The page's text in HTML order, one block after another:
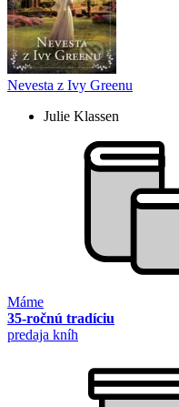
Nevesta z Ivy Greenu
Julie Klassen
Máme
35-ročnú tradíciu
predaja kníh